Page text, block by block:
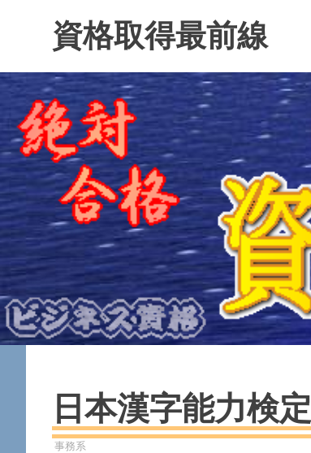
ツ
ス
キ
ッ
プ
資格取得最前線
日本漢字能力検定
資格
事務系